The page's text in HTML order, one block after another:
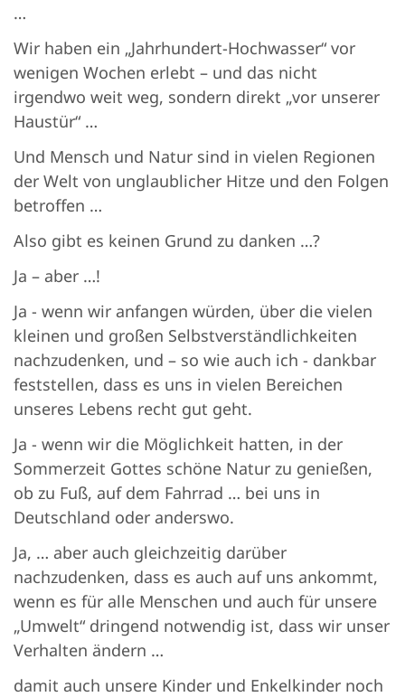
…
Wir haben ein „Jahrhundert-Hochwasser“ vor
wenigen Wochen erlebt – und das nicht
irgendwo weit weg, sondern direkt „vor unserer
Haustür“ …
Und Mensch und Natur sind in vielen Regionen
der Welt von unglaublicher Hitze und den Folgen
betroffen …
Also gibt es keinen Grund zu danken …?
Ja – aber …!
Ja - wenn wir anfangen würden, über die vielen
kleinen und großen Selbstverständlichkeiten
nachzudenken, und – so wie auch ich - dankbar
feststellen, dass es uns in vielen Bereichen
unseres Lebens recht gut geht.
Ja - wenn wir die Möglichkeit hatten, in der
Sommerzeit Gottes schöne Natur zu genießen,
ob zu Fuß, auf dem Fahrrad … bei uns in
Deutschland oder anderswo.
Ja, … aber auch gleichzeitig darüber
nachzudenken, dass es auch auf uns ankommt,
wenn es für alle Menschen und auch für unsere
„Umwelt“ dringend notwendig ist, dass wir unser
Verhalten ändern …
damit auch unsere Kinder und Enkelkinder noch